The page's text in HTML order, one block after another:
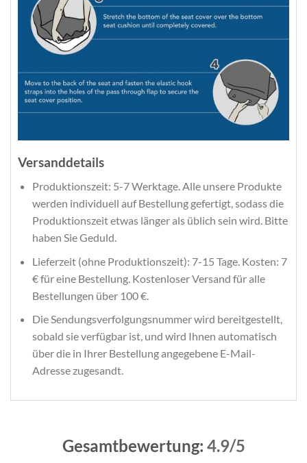
Versanddetails
Produktionszeit: 5-7 Werktage. Alle unsere Produkte
werden individuell auf Bestellung gefertigt, sodass die
Produktionszeit etwas länger als üblich sein wird. Bitte
haben Sie Geduld.
Lieferzeit (ohne Produktionszeit): 7-15 Tage. Kosten: 7
€ für eine Bestellung. Kostenloser Versand für alle
Bestellungen über 100 €.
Die Sendungsverfolgungsnummer wird bereitgestellt,
sobald sie verfügbar ist, und wird Ihnen automatisch
über die in Ihrer Bestellung angegebene E-Mail-
Adresse zugesandt.
Gesamtbewertung: 4.9/5